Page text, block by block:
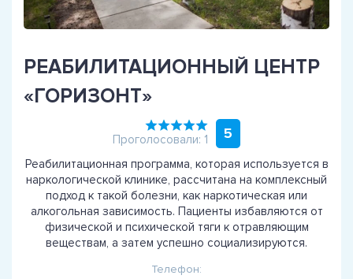
РЕАБИЛИТАЦИОННЫЙ ЦЕНТР
«ГОРИЗОНТ»
Проголосовали: 1 5
Реабилитационная программа, которая используется в
наркологической клинике, рассчитана на комплексный
подход к такой болезни, как наркотическая или
алкогольная зависимость. Пациенты избавляются от
физической и психической тяги к отравляющим
веществам, а затем успешно социализируются.
Телефон: